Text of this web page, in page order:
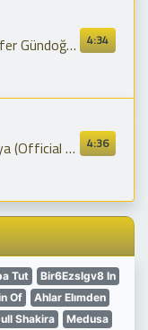
4:34
- Gesi Bağları
4:36
Video)
Tut
Bir6Ezslgv8 In
Of
Ahlar Elımden
Shakira
Medusa